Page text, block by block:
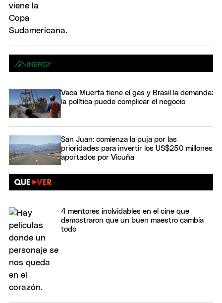
Vaca Muerta tiene el gas y Brasil la demanda:
la política puede complicar el negocio
San Juan: comienza la puja por las
prioridades para invertir los US$250 millones
aportados por Vicuña
4 mentores inolvidables en el cine que
demostraron que un buen maestro cambia
todo